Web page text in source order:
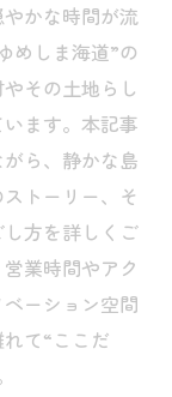
かな時間が流
めしま海道”の
その土地らし
ます。本記事
ら、静かな島
トーリー、そ
方を詳しくご
業時間やアク
ーション空間
て“ここだ